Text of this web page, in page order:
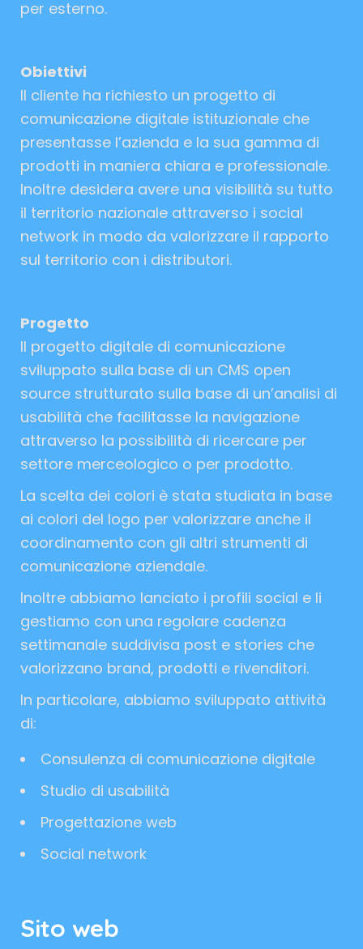
per esterno.
Obiettivi
ll cliente ha richiesto un progetto di
comunicazione digitale istituzionale che
presentasse l’azienda e la sua gamma di
prodotti in maniera chiara e professionale.
Inoltre desidera avere una visibilità su tutto
il territorio nazionale attraverso i social
network in modo da valorizzare il rapporto
sul territorio con i distributori.
Progetto
Il progetto digitale di comunicazione
sviluppato sulla base di un CMS open
source strutturato sulla base di un’analisi di
usabilità che facilitasse la navigazione
attraverso la possibilità di ricercare per
settore merceologico o per prodotto.
La scelta dei colori è stata studiata in base
ai colori del logo per valorizzare anche il
coordinamento con gli altri strumenti di
comunicazione aziendale.
Inoltre abbiamo lanciato i profili social e li
gestiamo con una regolare cadenza
settimanale suddivisa post e stories che
valorizzano brand, prodotti e rivenditori.
In particolare, abbiamo sviluppato attività
di:
Consulenza di comunicazione digitale
Studio di usabilità
Progettazione web
Social network
Sito web